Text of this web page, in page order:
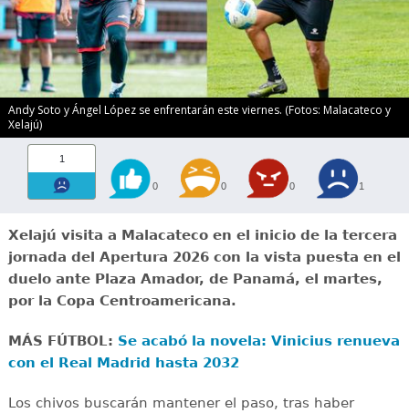
Andy Soto y Ángel López se enfrentarán este viernes. (Fotos: Malacateco y
Xelajú)
1
0 0 0 1
Xelajú visita a Malacateco en el inicio de la tercera
jornada del Apertura 2026 con la vista puesta en el
duelo ante Plaza Amador, de Panamá, el martes,
por la Copa Centroamericana.
MÁS FÚTBOL: Se acabó la novela: Vinicius renueva
con el Real Madrid hasta 2032
Los chivos buscarán mantener el paso, tras haber